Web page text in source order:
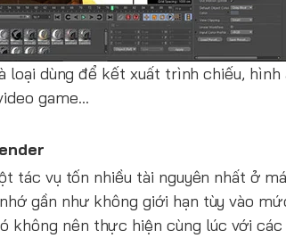
loại dùng để kết xuất trình chiếu,
game…
tác vụ tốn nhiều tài nguyên nhất ở
gần như không giới hạn tùy vào
không nên thực hiện cùng lúc với